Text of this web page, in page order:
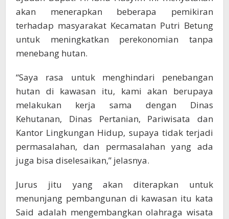
akan menerapkan beberapa pemikiran
terhadap masyarakat Kecamatan Putri Betung
untuk meningkatkan perekonomian tanpa
menebang hutan.
“Saya rasa untuk menghindari penebangan
hutan di kawasan itu, kami akan berupaya
melakukan kerja sama dengan Dinas
Kehutanan, Dinas Pertanian, Pariwisata dan
Kantor Lingkungan Hidup, supaya tidak terjadi
permasalahan, dan permasalahan yang ada
juga bisa diselesaikan,” jelasnya.
Jurus jitu yang akan diterapkan untuk
menunjang pembangunan di kawasan itu kata
Said adalah mengembangkan olahraga wisata